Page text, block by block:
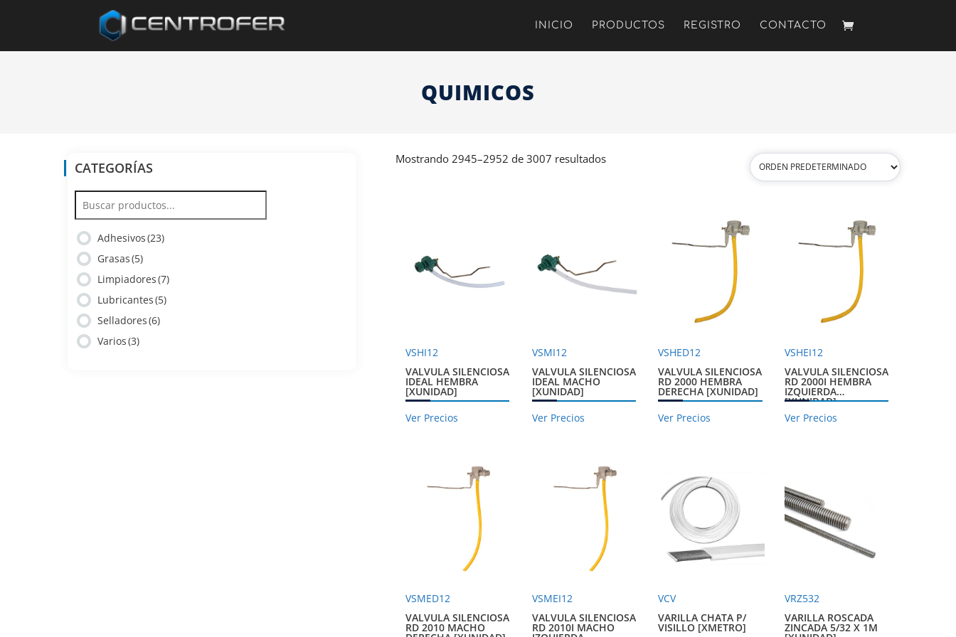
INICIO PRODUCTOS REGISTRO CONTACTO
QUIMICOS
CATEGORÍAS
Adhesivos(23)
Grasas(5)
Limpiadores(7)
Lubricantes(5)
Selladores(6)
Varios(3)
Mostrando 2945–2952 de 3007 resultados
VSHI12
VALVULA SILENCIOSA
IDEAL HEMBRA
[XUNIDAD]
Ver Precios
VSMI12
VALVULA SILENCIOSA
IDEAL MACHO
[XUNIDAD]
Ver Precios
VSHED12
VALVULA SILENCIOSA
RD 2000 HEMBRA
DERECHA [XUNIDAD]
Ver Precios
VSHEI12
VALVULA SILENCIOSA
RD 2000I HEMBRA
IZQUIERDA
[XUNIDAD]
Ver Precios
VSMED12
VALVULA SILENCIOSA
RD 2010 MACHO
VSMEI12
VALVULA SILENCIOSA
RD 2010I MACHO
VCV
VARILLA CHATA P/
VISILLO [XMETRO]
VRZ532
VARILLA ROSCADA
ZINCADA 5/32 X 1M